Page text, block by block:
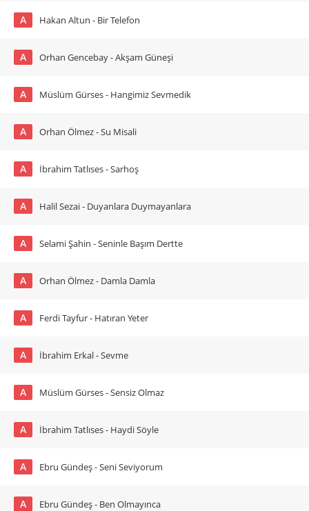
A Hakan Altun - Bir Telefon
A Orhan Gencebay - Akşam Güneşi
A Müslüm Gürses - Hangimiz Sevmedik
A Orhan Ölmez - Su Misali
A İbrahim Tatlıses - Sarhoş
A Halil Sezai - Duyanlara Duymayanlara
A Selami Şahin - Seninle Başım Dertte
A Orhan Ölmez - Damla Damla
A Ferdi Tayfur - Hatıran Yeter
A İbrahim Erkal - Sevme
A Müslüm Gürses - Sensiz Olmaz
A İbrahim Tatlıses - Haydi Söyle
A Ebru Gündeş - Seni Seviyorum
A Ebru Gündeş - Ben Olmayınca